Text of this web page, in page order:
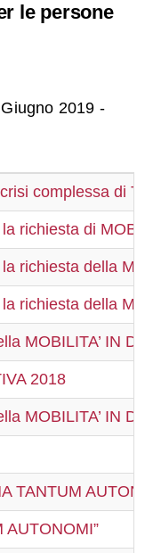
le persone
2019 -
complessa di
richiesta di
richiesta della
richiesta della
MOBILITA’ IN
2018
MOBILITA’ IN
TANTUM
AUTONOMI”